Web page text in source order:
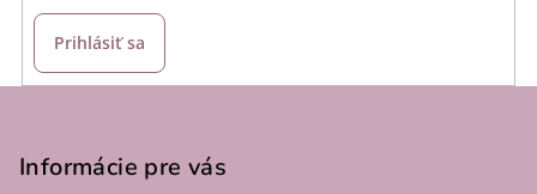
Prihlásiť sa
Informácie pre vás